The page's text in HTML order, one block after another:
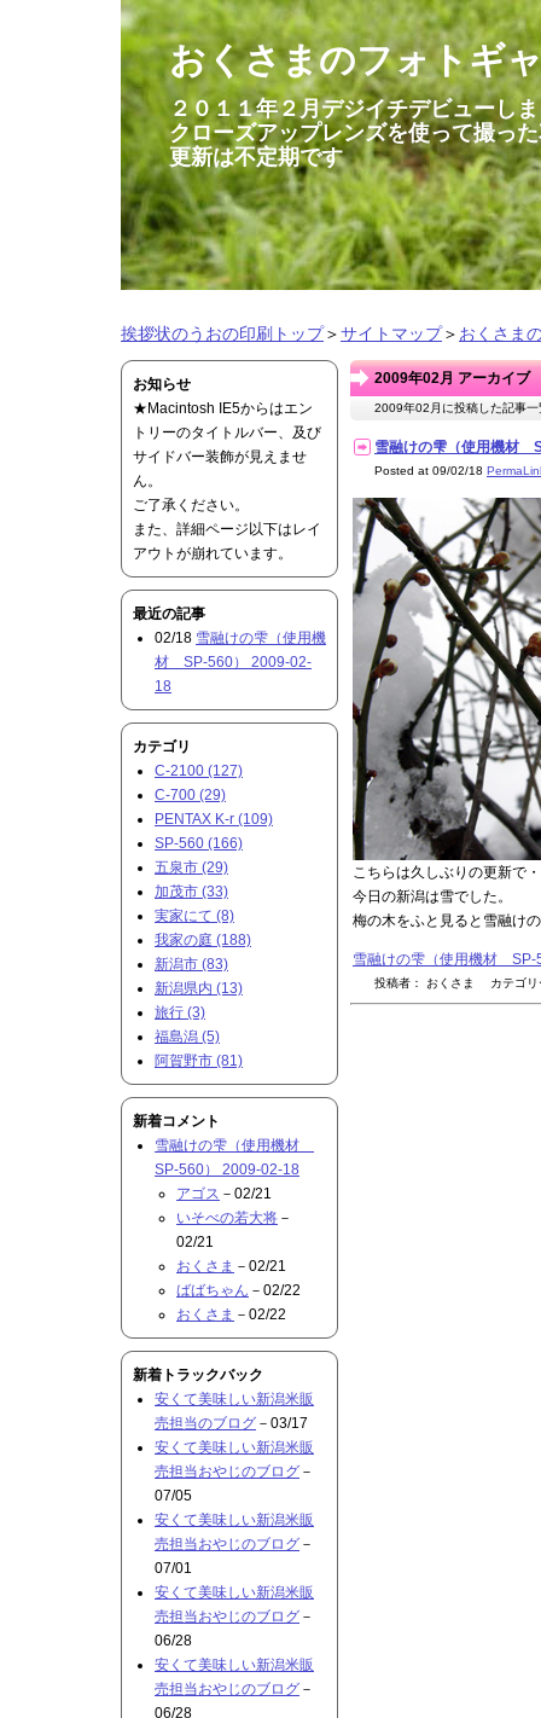
おくさまのフォトギ
２０１１年２月デジイチデビューし
クローズアップレンズを使って撮っ
更新は不定期です
挨拶状のうおの印刷トップ＞サイトマップ＞ おくさま
2009年02月 アーカイブ
2009年02月に投稿した記事一
雪融けの雫（使用機材
Posted at 09/02/18
こちらは久しぶりの更新で
今日の新潟は雪でした。
梅の木をふと見ると雪融け
雪融けの雫（使用機材 SP-
投稿者： おくさま カテゴ
お知らせ
★Macintosh IE5からはエン
トリーのタイトルバー、及び
サイドバー装飾が見えませ
ん。
ご了承ください。
また、詳細ページ以下はレイ
アウトが崩れています。
最近の記事
02/18 雪融けの雫（使用機
材 SP-560） 2009-02-
18
カテゴリ
C-2100 (127)
C-700 (29)
PENTAX K-r (109)
SP-560 (166)
五泉市 (29)
加茂市 (33)
実家にて (8)
我家の庭 (188)
新潟市 (83)
新潟県内 (13)
旅行 (3)
福島潟 (5)
阿賀野市 (81)
新着コメント
雪融けの雫（使用機材
SP-560） 2009-02-18
アゴス －02/21
いそべの若大将 －
02/21
おくさま －02/21
ばばちゃん －02/22
おくさま －02/22
新着トラックバック
安くて美味しい新潟米販
売担当のブログ －03/17
安くて美味しい新潟米販
売担当おやじのブログ －
07/05
安くて美味しい新潟米販
売担当おやじのブログ －
07/01
安くて美味しい新潟米販
売担当おやじのブログ －
06/28
安くて美味しい新潟米販
売担当おやじのブログ －
06/28